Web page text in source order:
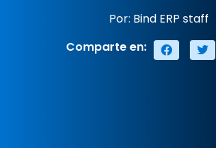
Por: Bind ERP staff
Comparte en: